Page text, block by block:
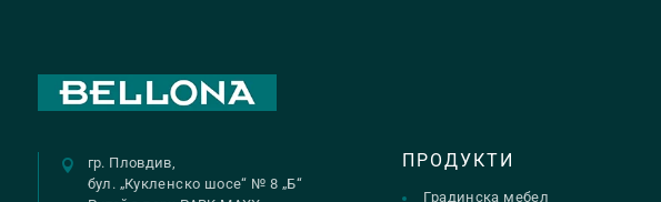
гр. Пловдив,
бул. „Кукленско шосе“ № 8 „Б“
ПРОДУКТИ
Градинска мебел